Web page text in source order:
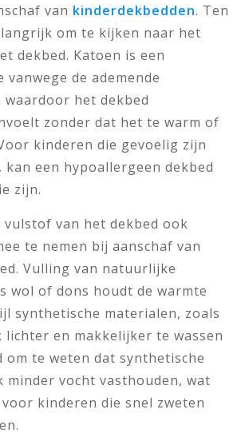
van kinderdekbedden. Ten
om te kijken naar het
dekbed. Katoen is een
de ademende
waardoor het dekbed
zonder dat het te warm of
kinderen die gevoelig zijn
een hypoallergeen dekbed
zijn.
vulstof van het dekbed ook
te nemen bij aanschaf van
Vulling van natuurlijke
wol of dons houdt de warmte
synthetische materialen, zoals
lichter en makkelijker te wassen
om te weten dat synthetische
minder vocht vasthouden, wat
kinderen die snel zweten